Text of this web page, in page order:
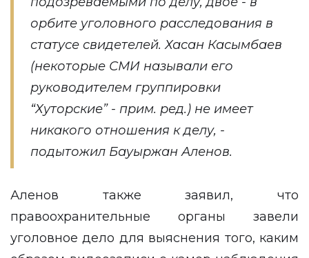
орбите уголовного расследования в
статусе свидетелей. Хасан Касымбаев
(некоторые СМИ называли его
руководителем группировки
“Хуторские” - прим. ред.) не имеет
никакого отношения к делу, -
подытожил Бауыржан Аленов.
Аленов также заявил, что
правоохранительные органы завели
уголовное дело для выяснения того, каким